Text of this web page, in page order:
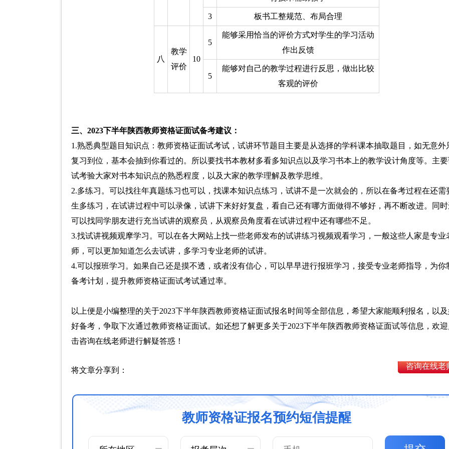
3 板书工整规范、布局合理
八
教学
评价
10
5
能够采用恰当的评价方式对学生的学习活动
作出反馈
5
能够对自己的教学过程进行反思，做出比较
客观的评价
三、2023下半年陕西教师资格证面试备考建议：
1.熟悉典型题目知识点：教师资格证面试考试，试讲环节题目主要是从选择的学科课本抽取题目，如无意外
复习到位，基本会抽到你看过的。所以要找书本教材多看多知识点以及学习书本上的教学设计角度等。主
试考验大家对书本知识点的熟悉程度，以及大家的教学理解及教学思维。
2.多练习。可以找往年真题练习也可以，找课本知识点练习，试讲不是一次就会的，所以在备考过程在还需
生多练习，在试讲过程中可以录像，试讲下来好好复盘，看自己还有哪方面做得不够好，再不断改进。同
可以找同学朋友进行充当试讲的观察员，从观察员角度看在试讲过程中还有哪些不足。
3.找试讲视频观摩学习。可以在各大网站上找一些老师发布的试讲练习视频观看学习，一般这些人家是专业
师，可以更加知道怎么去试讲，多学习专业老师的试讲。
4.可以报班学习。如果自己还是摸不透，或者没有信心，可以早早进行报班学习，接受专业老师指导，为你
备考计划，提升教师资格证面试考试通过率。
以上便是小编整理的关于2023下半年陕西教师资格证面试报名时间等全部信息，希望大家能顺利报名，以
好备考，争取下次通过教师资格证面试。如还想了解更多关于2023下半年陕西教师资格证面试等信息，欢迎
击咨询在线老师进行解疑答惑！
将文章分享到： 咨询在线老
教师资格证报名预约短信提醒